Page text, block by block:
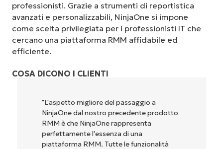
professionisti. Grazie a strumenti di reportistica
avanzati e personalizzabili, NinjaOne si impone
come scelta privilegiata per i professionisti IT che
cercano una piattaforma RMM affidabile ed
efficiente.
COSA DICONO I CLIENTI
"NinjaOne è incredibilmente facile da usare,
perché unisce un’interfaccia fluida a
potenti funzionalità di back-end. La
configurazione e la gestione
dell'interfaccia non sono affatto